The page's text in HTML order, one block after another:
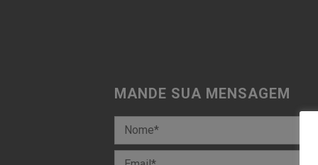
MANDE SUA MENSAGEM